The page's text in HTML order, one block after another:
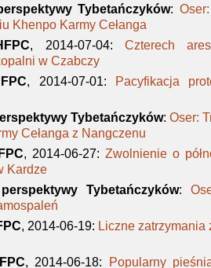
Tybetańczyków:
Khenpo Karmy Cełanga
, 2014-07-04: Czterech
w Czabczy
, 2014-07-01: Pacyfikacja
Tybetańczyków: Oser:
Cełanga z Nangczenu
, 2014-06-27:Zwolnienie o
Kardze
Tybetańczyków:
, 2014-06-19: Liczne zatrzymania
, 2014-06-18: Popularny